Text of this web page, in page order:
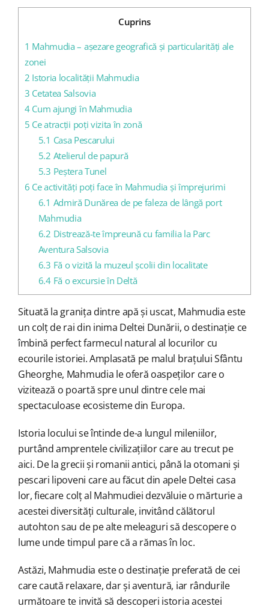
Cuprins
1 Mahmudia – așezare geografică și particularități ale
zonei
2 Istoria localității Mahmudia
3 Cetatea Salsovia
4Cum ajungi în Mahmudia
5 Ce atracții poți vizita în zonă
5.1 Casa Pescarului
5.2 Atelierul de papură
5.3 Peștera Tunel
6 Ce activități poți face în Mahmudia și împrejurimi
6.1 Admiră Dunărea de pe faleza de lângă port
Mahmudia
6.2 Distrează-te împreună cu familia la Parc
Aventura Salsovia
6.3 Fă o vizită la muzeul școlii din localitate
6.4Fă o excursie în Deltă
Situată la granița dintre apă și uscat, Mahmudia este
un colț de rai din inima Deltei Dunării, o destinație ce
îmbină perfect farmecul natural al locurilor cu
ecourile istoriei. Amplasată pe malul brațului Sfântu
Gheorghe, Mahmudia le oferă oaspeților care o
vizitează o poartă spre unul dintre cele mai
spectaculoase ecosisteme din Europa.
Istoria locului se întinde de-a lungul mileniilor,
purtând amprentele civilizațiilor care au trecut pe
aici. De la grecii și romanii antici, până la otomani și
pescari lipoveni care au făcut din apele Deltei casa
lor, fiecare colț al Mahmudiei dezvăluie o mărturie a
acestei diversități culturale, invitând călătorul
autohton sau de pe alte meleaguri să descopere o
lume unde timpul pare că a rămas în loc.
Astăzi, Mahmudia este o destinație preferată de cei
care caută relaxare, dar și aventură, iar rândurile
următoare te invită să descoperi istoria acestei